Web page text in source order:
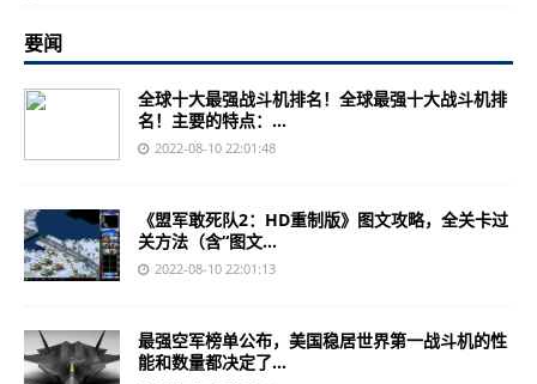
要闻
全球十大最强战斗机排名！全球最强十大战斗机排
名！主要的特点：...
2022-08-10 22:01:48
《盟军敢死队2：HD重制版》图文攻略，全关卡过
关方法（含“图文...
2022-08-10 22:01:13
最强空军榜单公布，美国稳居世界第一战斗机的性
能和数量都决定了...